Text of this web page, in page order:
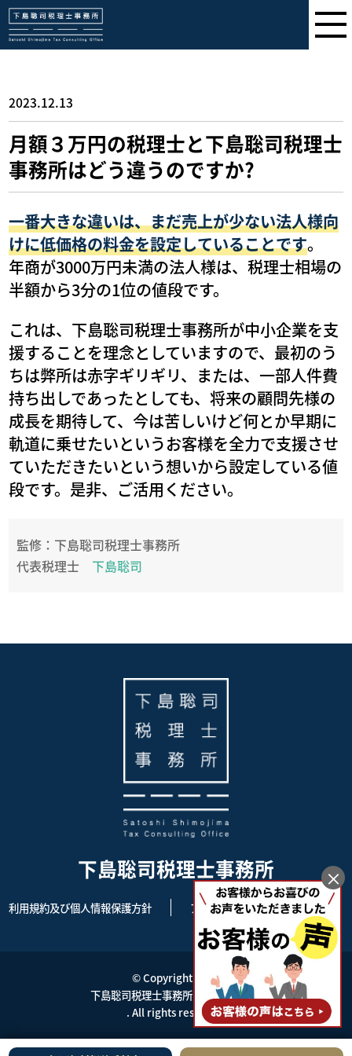
2023.12.13
月額３万円の税理士と下島聡司税理士
事務所はどう違うのですか?
一番大きな違いは、まだ売上が少ない法人様向
けに低価格の料金を設定していることです。
年商が3000万円未満の法人様は、税理士相場の
半額から3分の1位の値段です。
これは、下島聡司税理士事務所が中小企業を支
援することを理念としていますので、最初のう
ちは弊所は赤字ギリギリ、または、一部人件費
持ち出しであったとしても、将来の顧問先様の
成長を期待して、今は苦しいけど何とか早期に
軌道に乗せたいというお客様を全力で支援させ
ていただきたいという想いから設定している値
段です。是非、ご活用ください。
監修：下島聡司税理士事務所
代表税理士 下島聡司
下島聡司税理士事務所
利用規約及び個人情報保護方針 アクセス サイトマップ
© Copyright 2026
下島聡司税理士事務所 | 東京都杉並区
. All rights reserved.
×